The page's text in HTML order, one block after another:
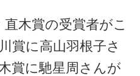
木賞の受賞者がこ
賞に高山羽根子さ
賞に馳星周さんが